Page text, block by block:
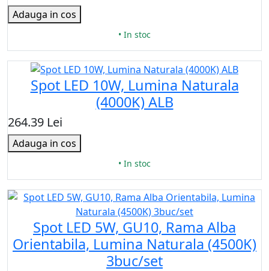
Adauga in cos
• In stoc
Spot LED 10W, Lumina Naturala
(4000K) ALB
264.39 Lei
Adauga in cos
• In stoc
Spot LED 5W, GU10, Rama Alba
Orientabila, Lumina Naturala (4500K)
3buc/set